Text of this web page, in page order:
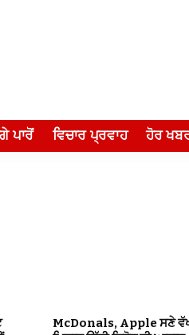
ਪਾਰੋਂ ਵਿਚਾਰ ਪ੍ਰਵਾਹ ਹੋਰ
McDonals, Apple ਸਣੇ